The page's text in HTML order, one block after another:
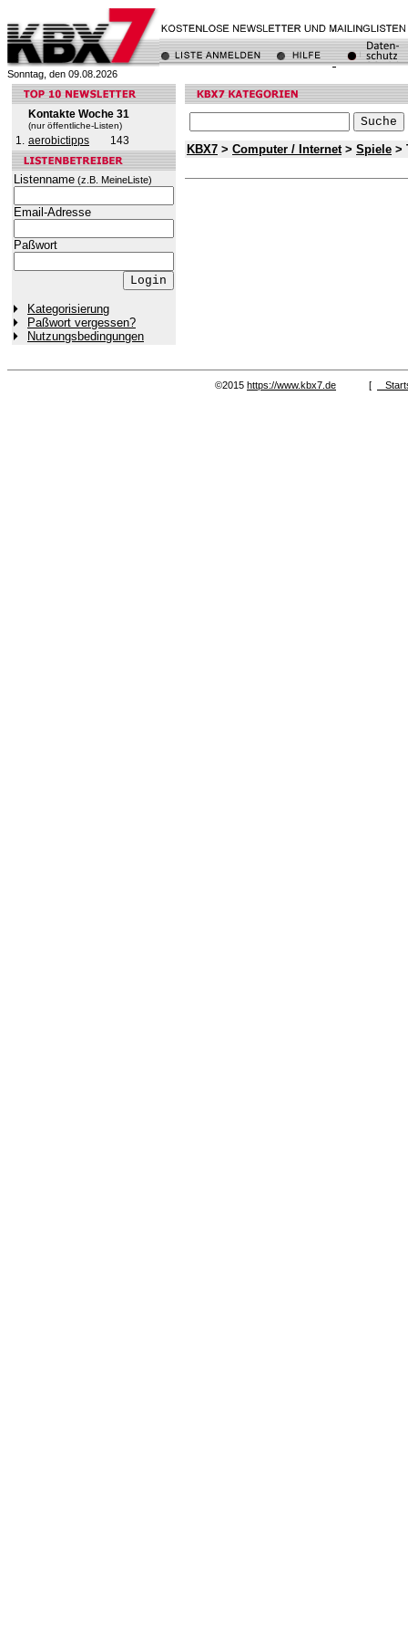
Sonntag, den 09.08.2026
Kontakte Woche 31
(nur öffentliche-Listen)
1. aerobictipps 143
Listenname (z.B. MeineListe)
Email-Adresse
Paßwort
Kategorisierung
Paßwort vergessen?
Nutzungsbedingungen
KBX7 > Computer / Internet> Spiele >
©2015 https://www.kbx7.de [